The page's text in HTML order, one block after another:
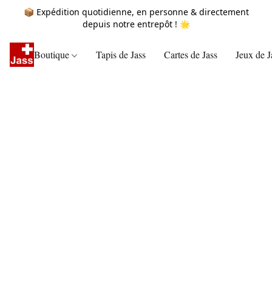
📦 Expédition quotidienne, en personne & directement
depuis notre entrepôt ! 🌟
Boutique Tapis de Jass Cartes de Jass Jeux de